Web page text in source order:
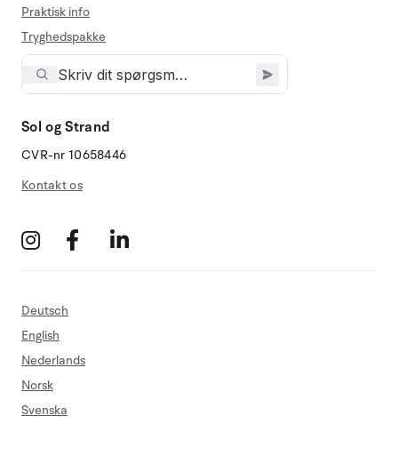
Praktisk info
Tryghedspakke
Sol og Strand
CVR-nr 10658446
Kontakt os
Deutsch
English
Nederlands
Norsk
Svenska